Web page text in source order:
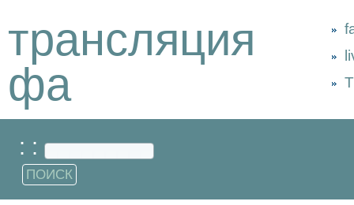
трансляция
фа
: :